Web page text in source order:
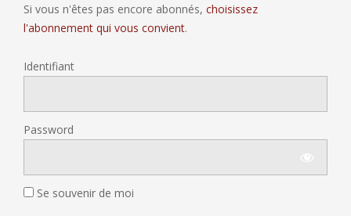
Si vous n'êtes pas encore abonnés, choisissez
l'abonnement qui vous convient.
Identifiant
Password
Se souvenir de moi